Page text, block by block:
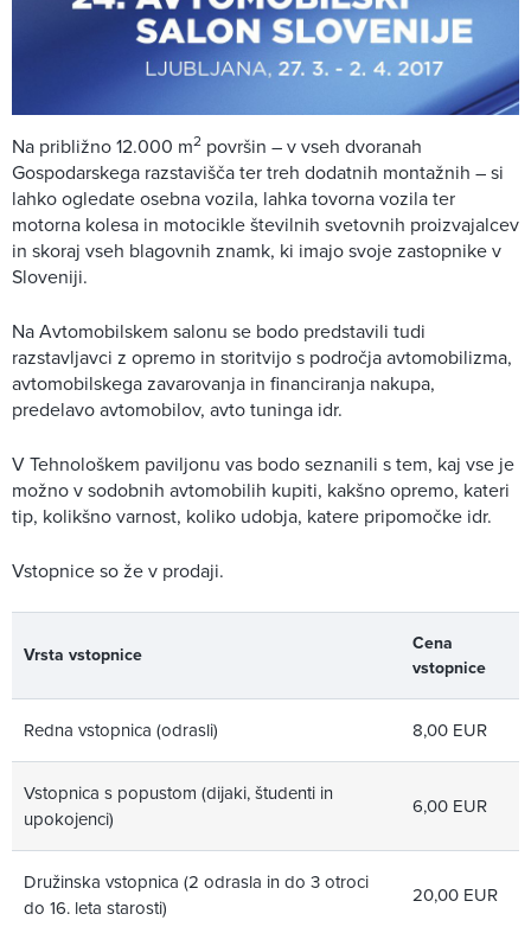
Na približno 12.000 m2 površin – v vseh dvoranah
Gospodarskega razstavišča ter treh dodatnih montažnih – si
lahko ogledate osebna vozila, lahka tovorna vozila ter
motorna kolesa in motocikle številnih svetovnih proizvajalcev
in skoraj vseh blagovnih znamk, ki imajo svoje zastopnike v
Sloveniji.
Na Avtomobilskem salonu se bodo predstavili tudi
razstavljavci z opremo in storitvijo s področja avtomobilizma,
avtomobilskega zavarovanja in financiranja nakupa,
predelavo avtomobilov, avto tuninga idr.
V Tehnološkem paviljonu vas bodo seznanili s tem, kaj vse je
možno v sodobnih avtomobilih kupiti, kakšno opremo, kateri
tip, kolikšno varnost, koliko udobja, katere pripomočke idr.
Vstopnice so že v prodaji.
Vrsta vstopnice
Cena
vstopnice
Redna vstopnica (odrasli) 8,00 EUR
Vstopnica s popustom (dijaki, študenti in
upokojenci)
6,00 EUR
Družinska vstopnica (2 odrasla in do 3 otroci
do 16. leta starosti)
20,00 EUR